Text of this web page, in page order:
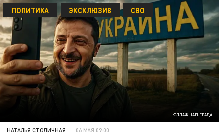
КОЛЛАЖ ЦАРЬГРАДА
ПОЛИТИКА ЭКСКЛЮЗИВ СВО
НАТАЛЬЯ СТОЛИЧНАЯ 06 МАЯ 09:00